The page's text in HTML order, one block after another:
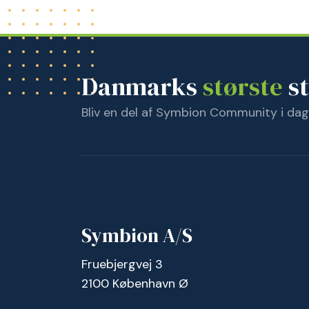
Danmarks største
Bliv en del af Symbion Community i dag
Symbion A/S
Fruebjergvej 3
2100 København Ø